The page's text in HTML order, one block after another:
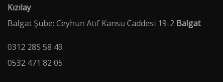
Kızılay
Balgat Şube: Ceyhun Atıf Kansu Caddesi 19-2 Balgat
0312 285 58 49
0532 471 82 05